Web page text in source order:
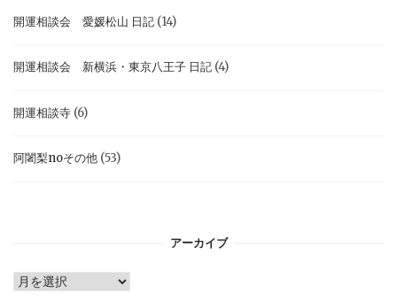
開運相談会 愛媛松山 日記 (14)
開運相談会 新横浜・東京八王子 日記 (4)
開運相談寺 (6)
阿闍梨noその他 (53)
アーカイブ
ア